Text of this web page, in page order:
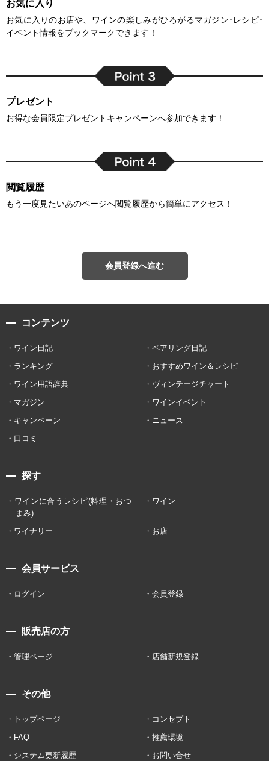
お気に入り
お気に入りのお店や、ワインの楽しみがひろがるマガジン･レシピ･
イベント情報をブックマークできます！
プレゼント
お得な会員限定プレゼントキャンペーンへ参加できます！
閲覧履歴
もう一度見たいあのページへ閲覧履歴から簡単にアクセス！
会員登録へ進む
コンテンツ
ワイン日記
ペアリング日記
ランキング
おすすめワイン＆レシピ
ワイン用語辞典
ヴィンテージチャート
マガジン
ワインイベント
キャンペーン
ニュース
口コミ
探す
ワインに合うレシピ(料理・おつ
まみ)
ワイン
ワイナリー お店
会員サービス
ログイン 会員登録
販売店の方
管理ページ 店舗新規登録
その他
トップページ
コンセプト
FAQ
推薦環境
システム更新履歴
お問い合せ